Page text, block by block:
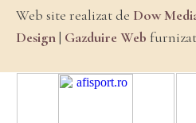
Web site realizat de Dow
Design| Gazduire Web